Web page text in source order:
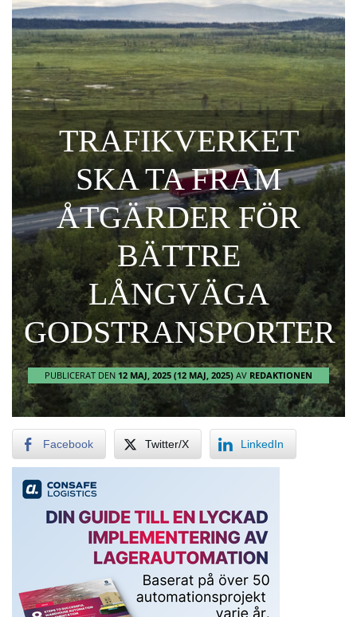
TRAFIKVERKET
SKA TA FRAM
ÅTGÄRDER FÖR
BÄTTRE
LÅNGVÄGA
GODSTRANSPORTER
PUBLICERAT DEN 12 MAJ, 2025 (12 MAJ, 2025) AV REDAKTIONEN
Facebook Twitter/X LinkedIn